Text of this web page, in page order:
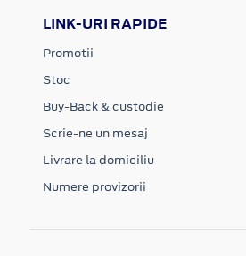
LINK-URI RAPIDE
Promotii
Stoc
Buy-Back & custodie
Scrie-ne un mesaj
Livrare la domiciliu
Numere provizorii